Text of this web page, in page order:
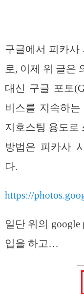
구글에서 피카사
로, 이제 위 글은
대신 구글 포토
비스를 지속하
지호스팅 용도로
방법은 피카사
다.
https://
일단 위의
입을 하고…